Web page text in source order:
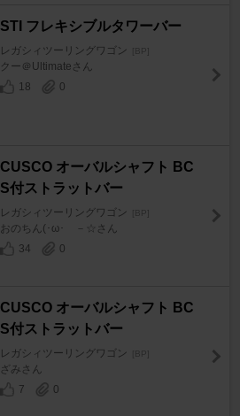
STI フレキシブルタワーバー
レガシィツーリングワゴン [BP]
クー＠Ultimateさん
18
0
CUSCO オーバルシャフト BC
S付ストラットバー
レガシィツーリングワゴン [BP]
おのちん(･ω･ゞ－☆さん
34
0
CUSCO オーバルシャフト BC
S付ストラットバー
レガシィツーリングワゴン [BP]
ざみさん
7
0